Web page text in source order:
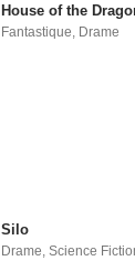
House of the
Fantastique, Drame
Silo
Drame,Science